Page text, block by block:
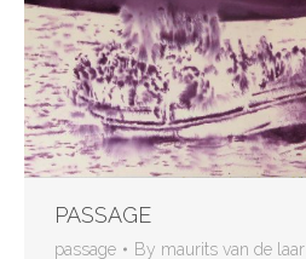
PASSAGE
passage By maurits van de laar